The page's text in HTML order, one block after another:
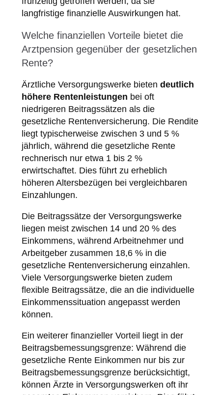
langfristige finanzielle Auswirkungen hat.
Welche finanziellen Vorteile bietet die
Arztpension gegenüber der gesetzlichen
Rente?
Ärztliche Versorgungswerke bieten deutlich
höhere Rentenleistungen bei oft
niedrigeren Beitragssätzen als die
gesetzliche Rentenversicherung. Die Rendite
liegt typischerweise zwischen 3 und 5 %
jährlich, während die gesetzliche Rente
rechnerisch nur etwa 1 bis 2 %
erwirtschaftet. Dies führt zu erheblich
höheren Altersbezügen bei vergleichbaren
Einzahlungen.
Die Beitragssätze der Versorgungswerke
liegen meist zwischen 14 und 20 % des
Einkommens, während Arbeitnehmer und
Arbeitgeber zusammen 18,6 % in die
gesetzliche Rentenversicherung einzahlen.
Viele Versorgungswerke bieten zudem
flexible Beitragssätze, die an die individuelle
Einkommenssituation angepasst werden
können.
Ein weiterer finanzieller Vorteil liegt in der
Beitragsbemessungsgrenze: Während die
gesetzliche Rente Einkommen nur bis zur
Beitragsbemessungsgrenze berücksichtigt,
können Ärzte in Versorgungswerken oft ihr